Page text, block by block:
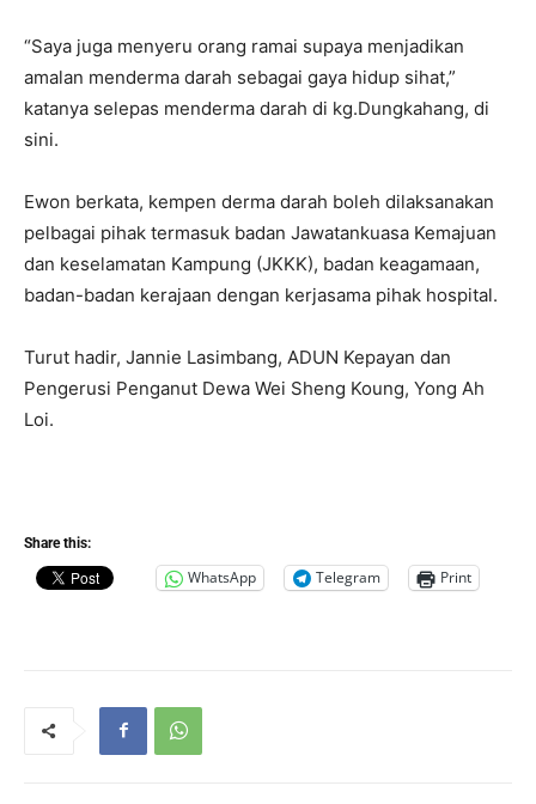
“Saya juga menyeru orang ramai supaya menjadikan
amalan menderma darah sebagai gaya hidup sihat,”
katanya selepas menderma darah di kg.Dungkahang, di
sini.
Ewon berkata, kempen derma darah boleh dilaksanakan
pelbagai pihak termasuk badan Jawatankuasa Kemajuan
dan keselamatan Kampung (JKKK), badan keagamaan,
badan-badan kerajaan dengan kerjasama pihak hospital.
Turut hadir, Jannie Lasimbang, ADUN Kepayan dan
Pengerusi Penganut Dewa Wei Sheng Koung, Yong Ah
Loi.
Share this:
WhatsApp Telegram Print